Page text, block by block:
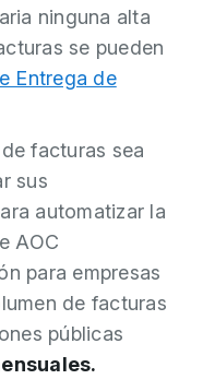
ninguna alta
se pueden
Entrega de
facturas sea
sus
automatizar la
AOC
para empresas
de facturas
públicas